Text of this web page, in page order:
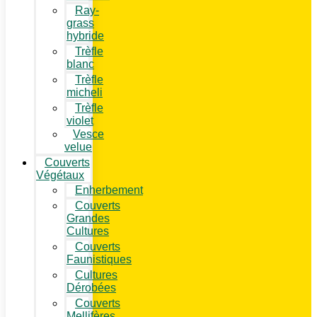
Ray-
grass
hybride
Trèfle
blanc
Trèfle
micheli
Trèfle
violet
Vesce
velue
Couverts
Végétaux
Enherbement
Couverts
Grandes
Cultures
Couverts
Faunistiques
Cultures
Dérobées
Couverts